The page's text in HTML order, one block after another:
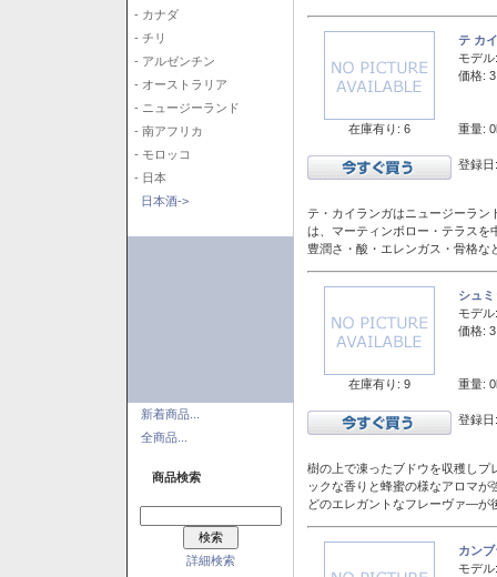
- カナダ
- チリ
- アルゼンチン
- オーストラリア
- ニュージーランド
- 南アフリカ
- モロッコ
- 日本
日本酒->
新着商品...
全商品...
商品検索
詳細検索
在庫有り: 6
テ カ
モデル:
価格:
重量:
登録
テ・カイランガはニュージーラン
は、マーティンボロー・テラスを
豊潤さ・酸・エレンガス・骨格
在庫有り: 9
シュ
モデル:
価格:
重量:
登録
樹の上で凍ったブドウを収穫しプ
ックな香りと蜂蜜の様なアロマ
どのエレガントなフレーヴァ―が
カン
モデル: